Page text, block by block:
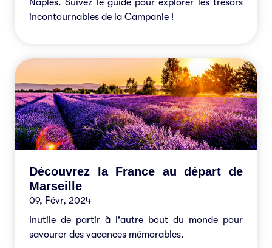
Naples. Suivez le guide pour explorer les trésors
incontournables de la Campanie !
Découvrez la France au départ de
Marseille
09, Févr, 2024
Inutile de partir à l'autre bout du monde pour
savourer des vacances mémorables.